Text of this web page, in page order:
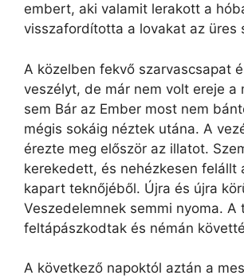
embert, aki valamit lerakott a
visszafordította a lovakat az üres
A közelben fekvő szarvascsapat
veszélyt, de már nem volt ereje a
sem Bár az Ember most nem
mégis sokáig néztek utána. A
érezte meg először az illatot.
kerekedett, és nehézkesen felállt
kapart teknőjéből. Újra és újra
Veszedelemnek semmi nyoma. A
feltápászkodtak és némán
A következő napoktól aztán a